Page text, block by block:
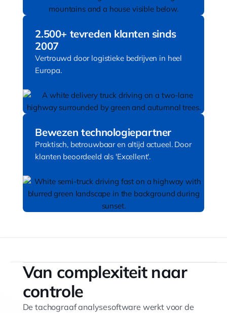
2.500+ tevreden klanten sinds
2007
Vertrouwd door logistieke bedrijven in heel
Europa.
Bewezen technologiepartner
Praktisch, betrouwbaar en altijd actueel. Door
klanten beoordeeld als 'Excellent'.
Van complexiteit naar
controle
De tachograaf analysesoftware werkt voor de